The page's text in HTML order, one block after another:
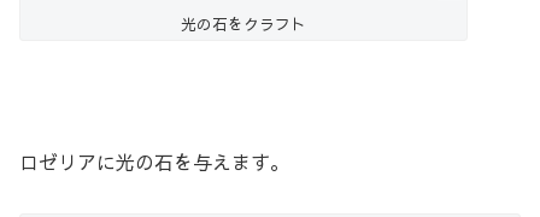
光の石をクラフト
ロゼリアに光の石を与えます。